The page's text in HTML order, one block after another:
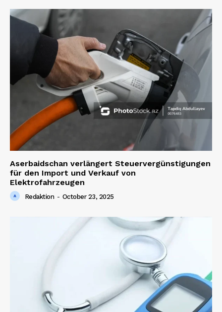
Aserbaidschan verlängert Steuervergünstigungen
für den Import und Verkauf von
Elektrofahrzeugen
Redaktion - October 23, 2025